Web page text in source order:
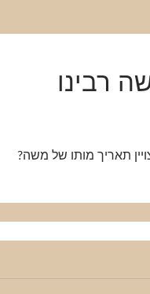
רבינו
תאריך מותו של משה?